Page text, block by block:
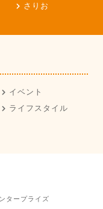
さりお
イベント
ライフスタイル
タープライズ